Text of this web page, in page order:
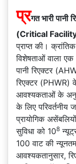
प्रगत भारी
(Critical
प्राप्त की।
विशेषताओं वाला एक
पानी रिएक्टर
रिएक्टर (PHWR) के
आवश्यकताओं के
के लिए परिवर्तनीय
प्रायोगिक
सुविधा को 108
100 वाट की
आवश्यकतानुसार,